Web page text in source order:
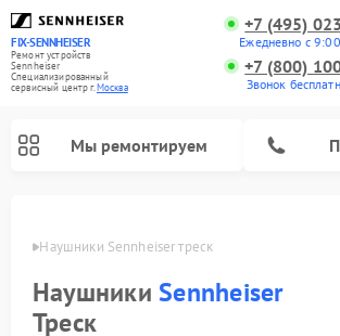
FIX-SENNHEISER
Ремонт устройств
Sennheiser
Специализированный
cервисный центр г.Москва
+7 (495)
Ежедневно с
+7 (800)
Звонок
Мы ремонтируем
Наушники Sennheiser треск
НаушникиSennheiser
Треск